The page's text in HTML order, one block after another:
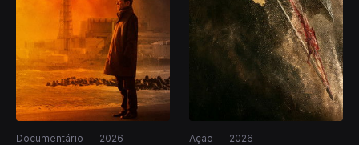
Documentário 2026 Ação 2026